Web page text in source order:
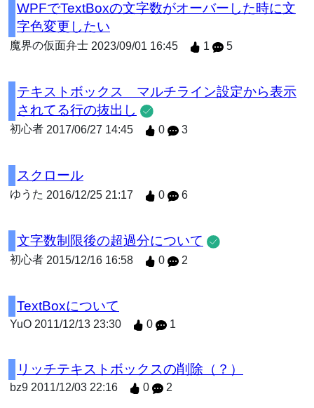
WPFでTextBoxの文字数がオーバーした時に文
字色変更したい
魔界の仮面弁士 2023/09/01 16:45 1 5
テキストボックス マルチライン設定から表示
されてる行の抜出し
初心者 2017/06/27 14:45 0 3
スクロール
ゆうた 2016/12/25 21:17 0 6
文字数制限後の超過分について
初心者 2015/12/16 16:58 0 2
TextBoxについて
YuO 2011/12/13 23:30 0 1
リッチテキストボックスの削除（？）
bz9 2011/12/03 22:16 0 2